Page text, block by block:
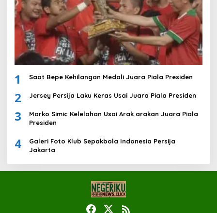
1 Saat Bepe Kehilangan Medali Juara Piala Presiden
2 Jersey Persija Laku Keras Usai Juara Piala Presiden
3
Marko Simic Kelelahan Usai Arak arakan Juara Piala
Presiden
4
Galeri Foto Klub Sepakbola Indonesia Persija
Jakarta